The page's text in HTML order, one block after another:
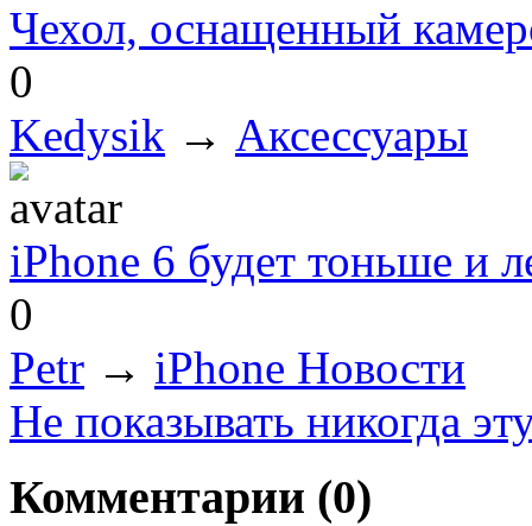
Чехол, оснащенный
0
Kedysik → Аксессуары
iPhone 6 будет тоньше и
0
Petr → iPhone Новости
Не показывать никогда
Комментарии (0)